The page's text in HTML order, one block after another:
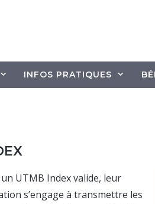
INFOS PRATIQUES
&
UTMB Index valide, leur
s’engage à transmettre les